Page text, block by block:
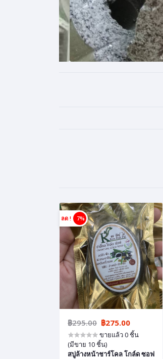
฿350.00
ขายแล้ว 0 ชิ้น
(มีขาย 10 ชิ้น)
แบมบู คอร์ดี้ ไบร์ท เซรั่ม